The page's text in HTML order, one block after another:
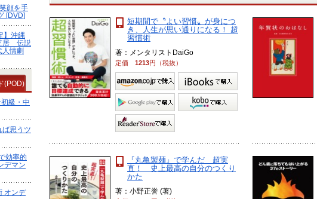
短期間で〝よい習慣〟が身につ
き、人生が思い通りになる！ 超
習慣術
著：メンタリストDaiGo
定価 1213円（税抜）
『丸亀製麺』で学んだ 超実
直！ 史上最高の自分のつくり
かた
著：小野正誉 (著)
顔を手
[DVD]
】沖縄
居 伝説
情劇
(POD)
級・中
ば思うツ
効率的
デマン
オンデ